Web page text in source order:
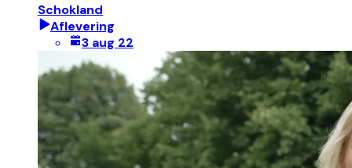
Schokland
Aflevering
3 aug 22